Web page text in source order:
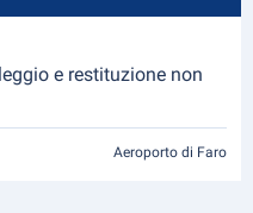
e restituzione non
Aeroporto di Faro